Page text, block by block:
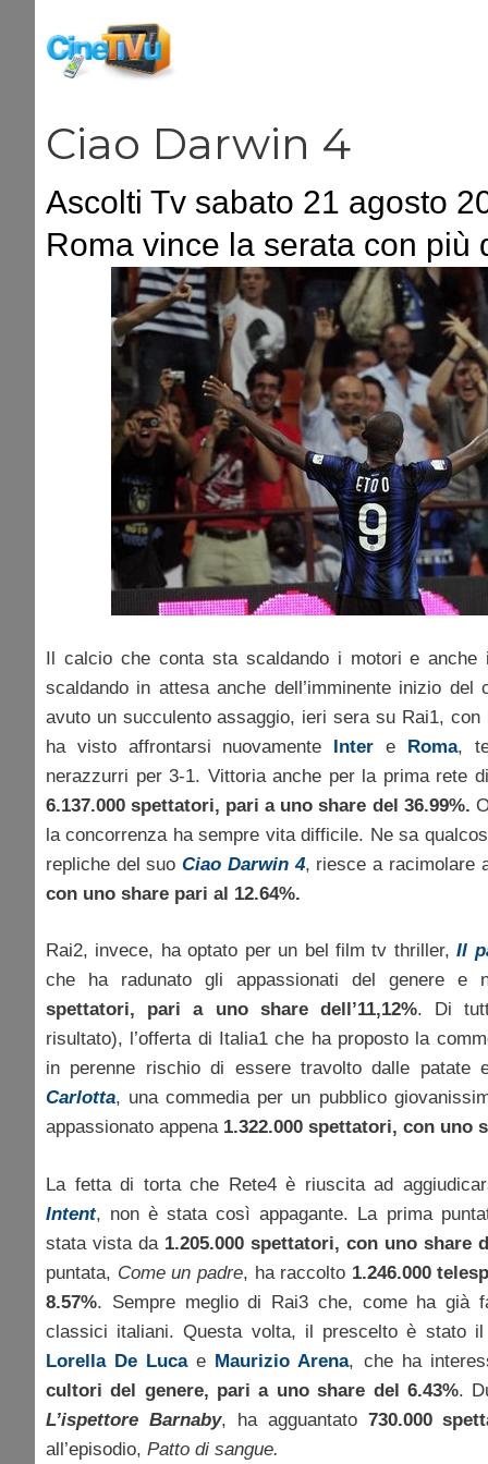
contenuto
Ciao Darwin 4
Ascolti Tv sabato 21 agosto
Roma vince la serata con più
spettatori
Il calcio che conta sta scaldando i motori e
scaldando in attesa anche dell’imminente inizio del
avuto un succulento assaggio, ieri sera su Rai1,
ha visto affrontarsi nuovamente Inter e Roma,
nerazzurri per 3-1. Vittoria anche per la prima rete
6.137.000 spettatori, pari a uno share del 36.99%.
la concorrenza ha sempre vita difficile. Ne sa
repliche del suoCiao Darwin 4, riesce a racimolare
con uno share pari al 12.64%.
Rai2, invece, ha optato per un bel film tv thriller,Il
che ha radunato gli appassionati del genere e
spettatori, pari a uno share dell’11,12%. Di
risultato), l’offerta di Italia1 che ha proposto la
in perenne rischio di essere travolto dalle patate
Carlotta, una commedia per un pubblico
appassionato appena1.322.000 spettatori, con uno
La fetta di torta che Rete4 è riuscita ad
Intent, non è stata così appagante. La prima
stata vista da 1.205.000 spettatori, con uno share
puntata, Come un padre, ha raccolto 1.246.000
8.57%. Sempre meglio di Rai3 che, come ha già
classici italiani. Questa volta, il prescelto è stato
Lorella De Lucae Maurizio Arena, che ha
cultori del genere, pari a uno share del 6.43%.
L’ispettore Barnaby, ha agguantato 730.000
all’episodio, Patto di sangue.